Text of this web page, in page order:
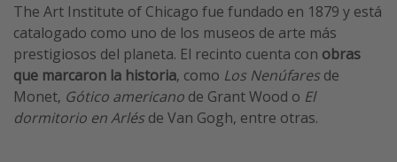
The Art Institute of Chicago fue fundado en 1879 y está
catalogado como uno de los museos de arte más
prestigiosos del planeta. El recinto cuenta con obras
que marcaron la historia, como Los Nenúfares de
Monet, Gótico americano de Grant Wood o El
dormitorio en Arlés de Van Gogh, entre otras.